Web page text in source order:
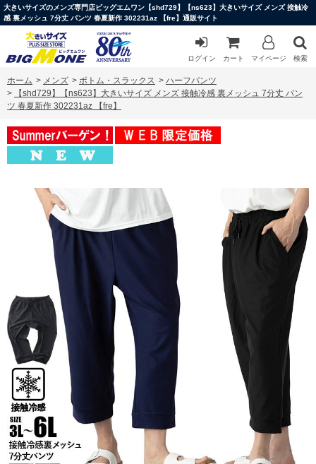
大きいサイズのメンズ専門店ビッグエムワン【shd729】【ns623】大きいサイズ メンズ 接触冷
感 裏メッシュ 7分丈 パンツ 春夏新作 302231az 【fre】通販サイト
ログイン カート マイページ 検索
ホーム > メンズ > ボトム・スラックス > ハーフパンツ
>
【shd729】【ns623】大きいサイズ メンズ 接触冷感 裏メッシュ 7分丈 パン
ツ 春夏新作 302231az 【fre】